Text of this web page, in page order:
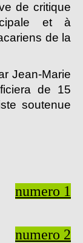
de critique
et à
de la
Jean-Marie
de 15
soutenue
numero 1
numero 2